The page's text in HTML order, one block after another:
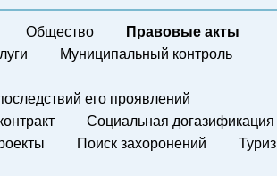
Общество
Правовые акты
Муниципальный контроль
его проявлений
Социальная догазификация
Поиск захоронений